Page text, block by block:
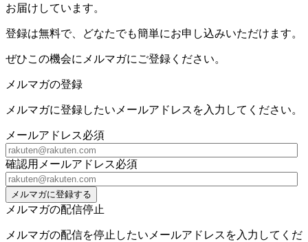
お届けしています。
登録は無料で、どなたでも簡単にお申し込みいただけます。
ぜひこの機会にメルマガにご登録ください。
メルマガの登録
メルマガに登録したいメールアドレスを入力してください。
メールアドレス必須
確認用メールアドレス必須
メルマガに登録する
メルマガの配信停止
メルマガの配信を停止したいメールアドレスを入力してくだ